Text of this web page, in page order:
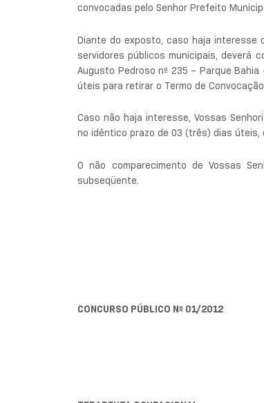
convocadas pelo Senhor Prefeito
Diante do exposto, caso haja interesse
servidores públicos municipais, deverá
Augusto Pedroso nº 235 – Parque
úteis para retirar o Termo de
Caso não haja interesse, Vossas
no idêntico prazo de 03 (três) dias
O não comparecimento de Vossas
subseqüente.
CONCURSO PÚBLICO Nº 01/2012